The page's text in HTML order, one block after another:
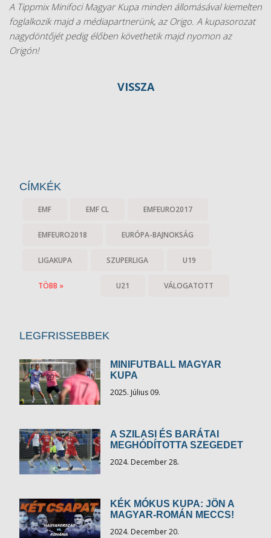
A Tippmix Minifoci Magyar Kupa minden állomásával kiemelten
foglalkozik majd a médiapartnerünk, az Origo. A kupasorozat
nagydöntőjét pedig élőben követhetik majd nyomon az
Origón!
VISSZA
CÍMKÉK
EMF EMF CL EMFEURO2017
EMFEURO2018 EURÓPA-BAJNOKSÁG
LIGAKUPA SZUPERLIGA U19
U21 VÁLOGATOTT
TÖBB »
LEGFRISSEBBEK
MINIFUTBALL MAGYAR
KUPA
2025. Július 09.
A SZILASI ÉS BARÁTAI
MEGHÓDÍTOTTA SZEGEDET
2024. December 28.
KÉK MÓKUS KUPA: JÖN A
MAGYAR-ROMÁN MECCS!
2024. December 20.